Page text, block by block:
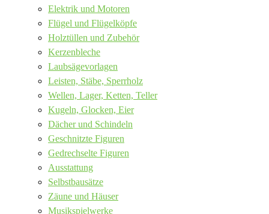
Elektrik und Motoren
Flügel und Flügelköpfe
Holztüllen und Zubehör
Kerzenbleche
Laubsägevorlagen
Leisten, Stäbe, Sperrholz
Wellen, Lager, Ketten, Teller
Kugeln, Glocken, Eier
Dächer und Schindeln
Geschnitzte Figuren
Gedrechselte Figuren
Ausstattung
Selbstbausätze
Zäune und Häuser
Musikspielwerke